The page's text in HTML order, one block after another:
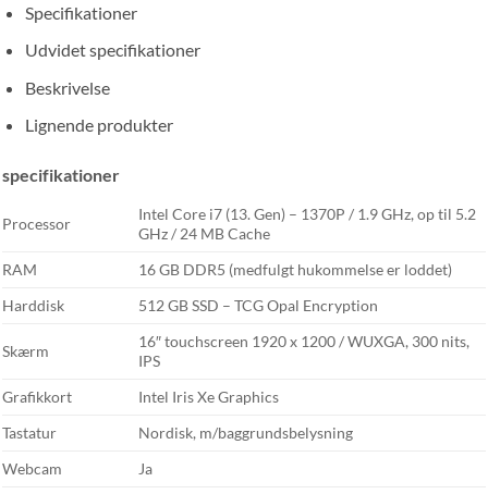
Specifikationer
Udvidet specifikationer
Beskrivelse
Lignende produkter
specifikationer
Processor
Intel Core i7 (13. Gen) – 1370P / 1.9 GHz, op til 5.2
GHz / 24 MB Cache
RAM
16 GB DDR5 (medfulgt hukommelse er loddet)
Harddisk
512 GB SSD – TCG Opal Encryption
Skærm
16″ touchscreen 1920 x 1200 / WUXGA, 300 nits,
IPS
Grafikkort
Intel Iris Xe Graphics
Tastatur
Nordisk, m/baggrundsbelysning
Webcam
Ja